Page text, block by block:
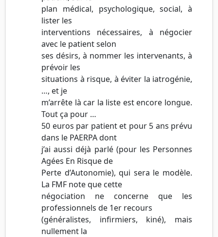
plan médical, psychologique, social, à
lister les
interventions nécessaires, à négocier
avec le patient selon
ses désirs, à nommer les intervenants, à
prévoir les
situations à risque, à éviter la iatrogénie,
…, et je
m’arrête là car la liste est encore longue.
Tout ça pour …
50 euros par patient et pour 5 ans prévu
dans le PAERPA dont
j’ai aussi déjà parlé (pour les Personnes
Agées En Risque de
Perte d’Autonomie), qui sera le modèle.
La FMF note que cette
négociation ne concerne que les
professionnels de 1er recours
(généralistes, infirmiers, kiné), mais
nullement la